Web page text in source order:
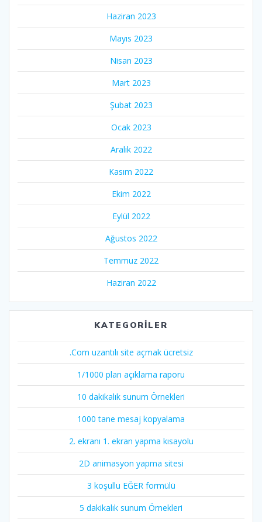
Haziran 2023
Mayıs 2023
Nisan 2023
Mart 2023
Şubat 2023
Ocak 2023
Aralık 2022
Kasım 2022
Ekim 2022
Eylül 2022
Ağustos 2022
Temmuz 2022
Haziran 2022
KATEGORILER
.Com uzantılı site açmak ücretsiz
1/1000 plan açıklama raporu
10 dakikalık sunum Örnekleri
1000 tane mesaj kopyalama
2. ekranı 1. ekran yapma kısayolu
2D animasyon yapma sitesi
3 koşullu EĞER formülü
5 dakikalık sunum Örnekleri